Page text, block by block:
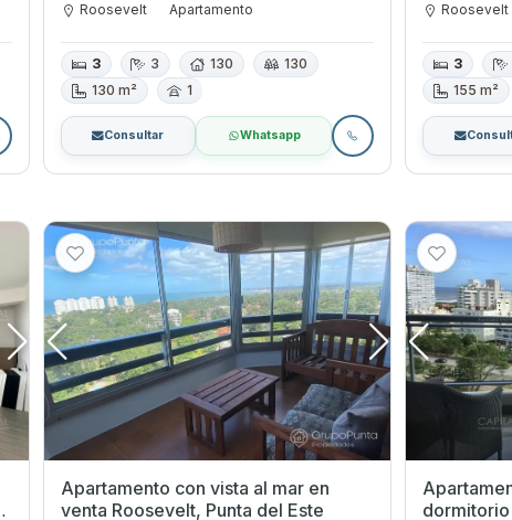
Roosevelt Apartamento
3 3 130
130
130 m²
1
Consultar Whatsapp
Roosevelt
3
155 m²
Apartamento con vista al mar en
venta Roosevelt, Punta del Este
dormitorio